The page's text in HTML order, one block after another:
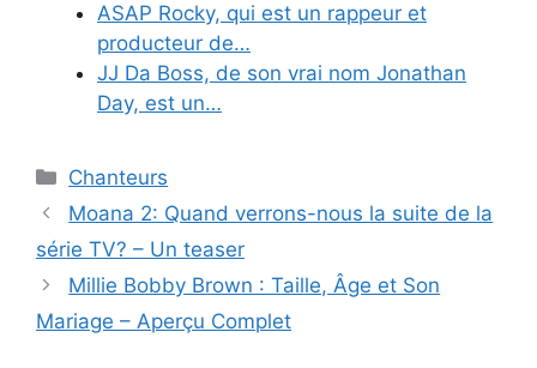
ASAP Rocky, qui est un rappeur et
producteur de…
JJ Da Boss, de son vrai nom Jonathan
Day, est un…
Categories
Chanteurs
Moana 2: Quand verrons-nous la suite de la
série TV? – Un teaser
Millie Bobby Brown : Taille, Âge et Son
Mariage – Aperçu Complet